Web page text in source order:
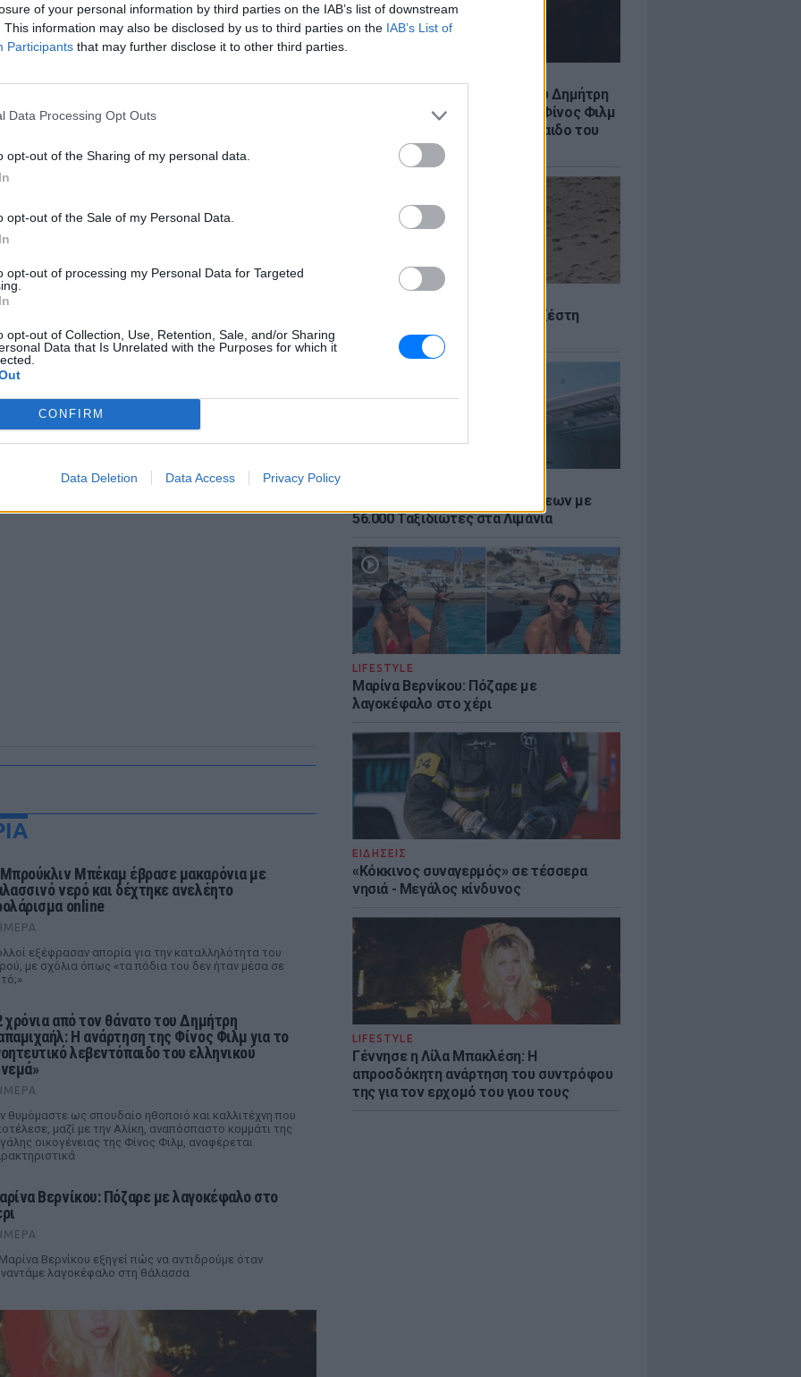
of your personal information by third parties on the IAB’s list of downstream
This information may also be disclosed by us to third parties on the IAB’s List of
Participants that may further disclose it to other third parties.
Data Processing Opt Outs
opt-out of the Sharing of my personal data.
opt-out of the Sale of my Personal Data.
opt-out of processing my Personal Data for Targeted
opt-out of Collection, Use, Retention, Sale, and/or Sharing
Data that Is Unrelated with the Purposes for which it
CONFIRM
Data Deletion Data Access Privacy Policy
22 χρόνια από τον θάνατο του Δημήτρη
Παπαμιχαήλ: Η ανάρτηση της Φίνος Φιλμ
για το «γοητευτικό λεβεντόπαιδο του
ελληνικού σινεμά»
Καιρός: Πού θα «χτυπήσει» η ζέστη
Αύγουστος: Ρεκόρ Αναχωρήσεων με
56.000 Ταξιδιώτες στα Λιμάνια
LIFESTYLE
Μαρίνα Βερνίκου: Πόζαρε με
λαγοκέφαλο στο χέρι
ΕΙΔΗΣΕΙΣ
«Κόκκινος συναγερμός» σε τέσσερα
νησιά - Μεγάλος κίνδυνος
LIFESTYLE
Γέννησε η Λίλα Μπακλέση: Η
απροσδόκητη ανάρτηση του συντρόφου
της για τον ερχομό του γιου τους
στοGoogle Newsκαι μάθετε πρώτοι
νέα της ημέρας και ότι σου κάνει κλικ!
και στο Instagram
ΔΙΑΦΗΜΙΣΗ
Μπέκαμ έβρασε μακαρόνια με
νερό και δέχτηκε ανελέητο
online
εξέφρασαν απορία για την καταλληλότητα του
με σχόλια όπως «τα πόδια του δεν ήταν μέσα σε
χρόνια από τον θάνατο του Δημήτρη
Η ανάρτηση της Φίνος Φιλμ για το
λεβεντόπαιδο του ελληνικού
θυμόμαστε ως σπουδαίο ηθοποιό και καλλιτέχνη που
μαζί με την Αλίκη, αναπόσπαστο κομμάτι της
οικογένειας της Φίνος Φιλμ, αναφέρεται
Βερνίκου: Πόζαρε με λαγοκέφαλο στο
Βερνίκου εξηγεί πώς να αντιδρούμε όταν
λαγοκέφαλο στη θάλασσα